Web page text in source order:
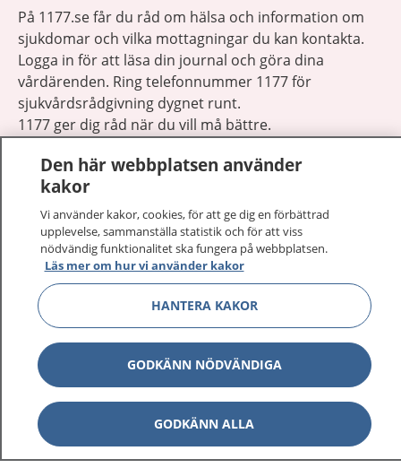
På 1177.se får du råd om hälsa och information om
sjukdomar och vilka mottagningar du kan kontakta.
Logga in för att läsa din journal och göra dina
vårdärenden. Ring telefonnummer 1177 för
sjukvårdsrådgivning dygnet runt.
1177 ger dig råd när du vill må bättre.
1177 på flera språk
Om 1177 Visa
Kontakt
Behandling av personuppgifter
Hantering av kakor
Den här webbplatsen använder
kakor
Vi använder kakor, cookies, för att ge dig en förbättrad
upplevelse, sammanställa statistik och för att viss
nödvändig funktionalitet ska fungera på webbplatsen.
Läs mer om hur vi använder kakor
HANTERA KAKOR
GODKÄNN NÖDVÄNDIGA
GODKÄNN ALLA